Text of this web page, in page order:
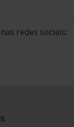
redes sociais: